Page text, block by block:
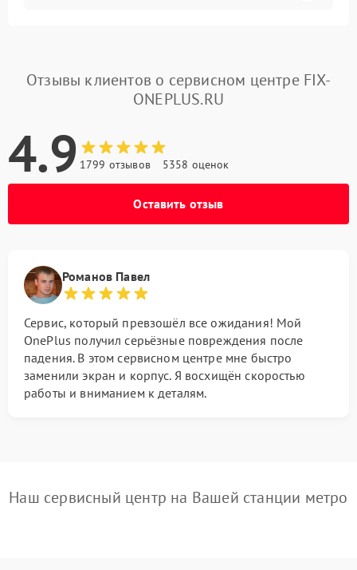
Отзывы клиентов о сервисном центре FIX-
ONEPLUS.RU
4.9 1799 отзывов 5358 оценок
Оставить отзыв
Романов Павел
Сервис, который превзошёл все ожидания! Мой
OnePlus получил серьёзные повреждения после
падения. В этом сервисном центре мне быстро
заменили экран и корпус. Я восхищён скоростью
работы и вниманием к деталям.
Наш сервисный центр на Вашей станции метро